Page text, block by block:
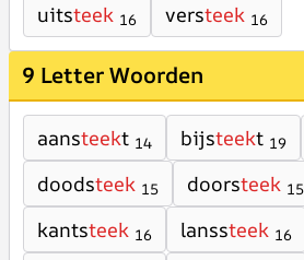
uitsteek 16 versteek 16
9 Letter Woorden
aansteekt 14 bijsteekt 19
doodsteek 15 doorsteek 15
kantsteek 16 lanssteek 16